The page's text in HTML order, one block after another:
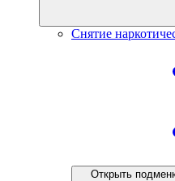
Снятие
Открыть